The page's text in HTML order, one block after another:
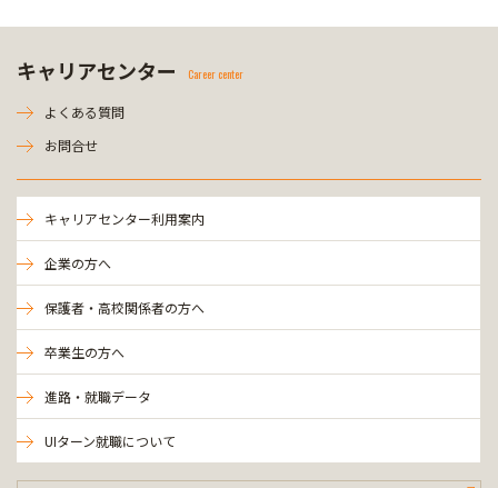
キャリアセンター Career center
よくある質問
お問合せ
キャリアセンター利用案内
企業の方へ
保護者・高校関係者の方へ
卒業生の方へ
進路・就職データ
UIターン就職について